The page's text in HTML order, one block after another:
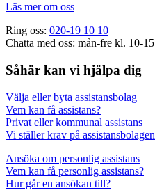
Läs mer om oss
Ring oss: 020-19 10 10
Chatta med oss: mån-fre kl. 10-15
Såhär kan vi hjälpa dig
Välja eller byta assistansbolag
Vem kan få assistans?
Privat eller kommunal assistans
Vi ställer krav på assistansbolagen
Ansöka om personlig assistans
Vem kan få personlig assistans?
Hur går en ansökan till?